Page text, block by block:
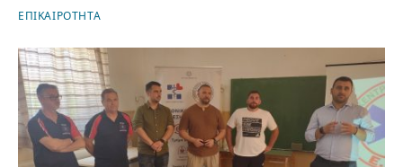
ΕΠΙΚΑΙΡΟΤΗΤΑ